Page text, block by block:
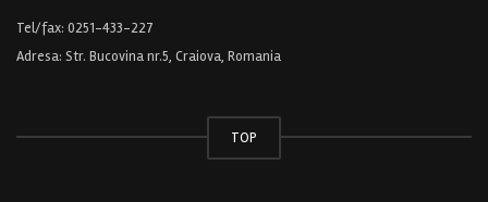
Tel/fax: 0251-433-227
Adresa: Str. Bucovina nr.5, Craiova, Romania
TOP